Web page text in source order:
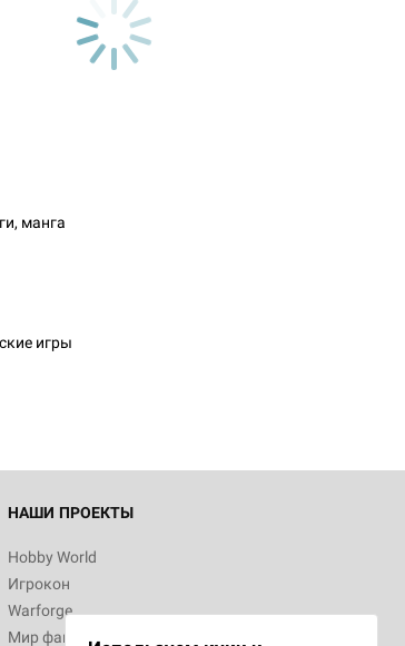
манга
игры
НАШИ ПРОЕКТЫ
Hobby World
Игрокон
Warforge
Мир фантастики